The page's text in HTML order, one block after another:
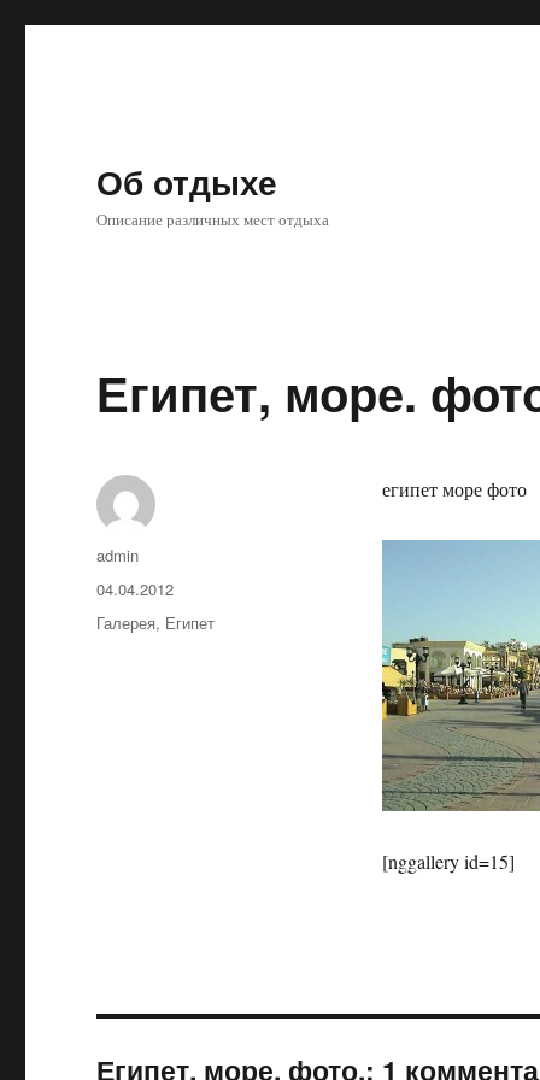
Об отдыхе
Описание различных мест отдыха
Египет, море.
египет море фото
[nggallery id=15]
Автор
admin
Опубликовано
04.04.2012
Рубрики
Галерея, Египет
Египет, море. фото.: 1